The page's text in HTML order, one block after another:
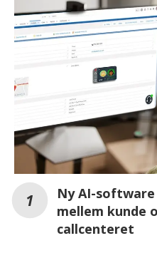
Ny AI-
mellem kunde
callcenteret